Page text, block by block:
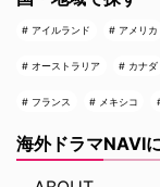
アイルランド アメリカ
オーストラリア カナダ
フランス メキシコ
海外ドラマNAVI